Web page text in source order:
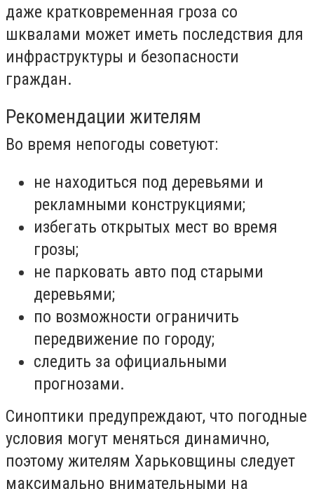
даже кратковременная гроза со
шквалами может иметь последствия для
инфраструктуры и безопасности
граждан.
Рекомендации жителям
Во время непогоды советуют:
не находиться под деревьями и
рекламными конструкциями;
избегать открытых мест во время
грозы;
не парковать авто под старыми
деревьями;
по возможности ограничить
передвижение по городу;
следить за официальными
прогнозами.
Синоптики предупреждают, что погодные
условия могут меняться динамично,
поэтому жителям Харьковщины следует
максимально внимательными на